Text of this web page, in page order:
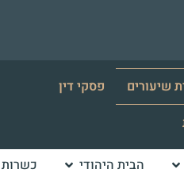
שיעורים
פסקי דין
הבית היהודי כשרות